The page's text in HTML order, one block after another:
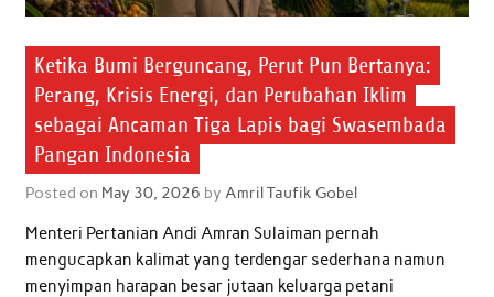
Ketika Bumi Berguncang, Perut Pun Bertanya:
Perang, Krisis Energi, dan Perubahan Iklim
sebagai Ancaman Tiga Lapis bagi Swasembada
Pangan Indonesia
Posted on May 30, 2026 by Amril Taufik Gobel
Menteri Pertanian Andi Amran Sulaiman pernah
mengucapkan kalimat yang terdengar sederhana namun
menyimpan harapan besar jutaan keluarga petani